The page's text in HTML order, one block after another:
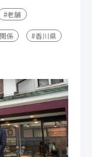
#老舗
係 #香川県